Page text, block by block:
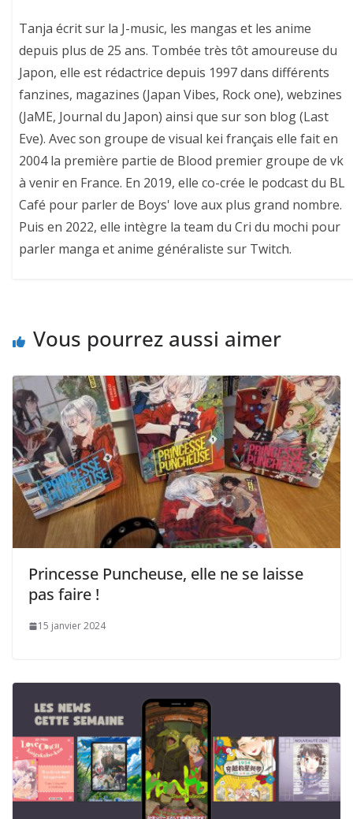
Tanja écrit sur la J-music, les mangas et les anime
depuis plus de 25 ans. Tombée très tôt amoureuse du
Japon, elle est rédactrice depuis 1997 dans différents
fanzines, magazines (Japan Vibes, Rock one), webzines
(JaME, Journal du Japon) ainsi que sur son blog (Last
Eve). Avec son groupe de visual kei français elle fait en
2004 la première partie de Blood premier groupe de vk
à venir en France. En 2019, elle co-crée le podcast du BL
Café pour parler de Boys' love aux plus grand nombre.
Puis en 2022, elle intègre la team du Cri du mochi pour
parler manga et anime généraliste sur Twitch.
Vous pourrez aussi aimer
Princesse Puncheuse, elle ne se laisse
pas faire !
15 janvier 2024